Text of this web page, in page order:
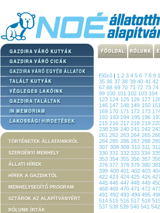
TÖRTÉNETEK ÁLLATAINKRÓL
SZERGÉNYI MENHELY
ÁLLATI HÍREK
HÍREK A GAZDIKTÓL
MENHELYSEGÍTŐ PROGRAM
SZTÁROK AZ ALAPÍTVÁNYÉRT
RÓLUNK ÍRTÁK
Előző | 123456 7 8 9
3536 3738 3940 41 42
6768 6970 7172 73 74
99 100 101 102 103 104
123 124 125 126 127
146 147 148 149 150 151
169 170 171 172 173
192 193 194 195 196
215216 217218 219
238239 240241 242
261262 263264 265
284285 286287 288
307 308 309 310 311
330331 332 333334
353354 355356 357
376377 378379 380381
399 400 401 402 403
422423 424425 426
445446 447448 449
468469 470471 472
491 492 493 494 495
514515 516517 518
537 538 539 540 541 542